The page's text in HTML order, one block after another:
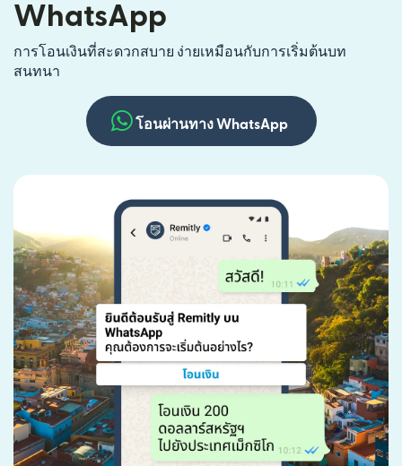
WhatsApp
การโอนเงินที่สะดวกสบาย ง่ายเหมือนกับการเริ่มต้นบท
สนทนา
โอนผ่านทาง WhatsApp